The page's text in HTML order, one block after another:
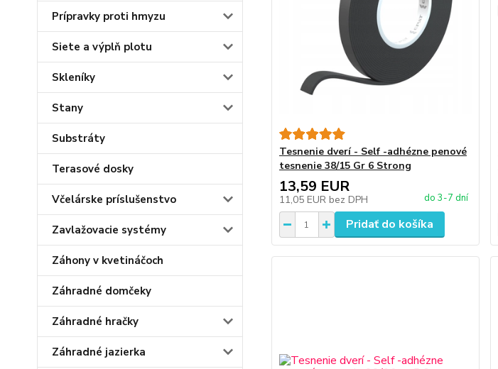
Prípravky proti hmyzu
Siete a výplň plotu
Skleníky
Stany
Substráty
Terasové dosky
Včelárske príslušenstvo
Zavlažovacie systémy
Záhony v kvetináčoch
Záhradné domčeky
Záhradné hračky
Záhradné jazierka
Tesnenie dverí - Self -adhézne penové
tesnenie 38/15 Gr 6 Strong
13,59 EUR
11,05 EUR bez DPH do 3-7 dní
Pridať do košíka